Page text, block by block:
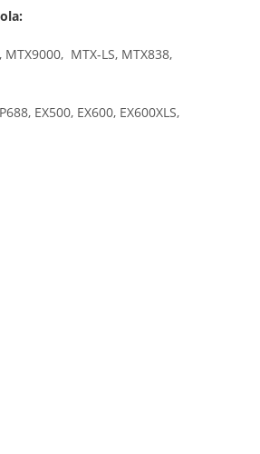
MTX9000, MTX-LS, MTX838,
EX500, EX600, EX600XLS,